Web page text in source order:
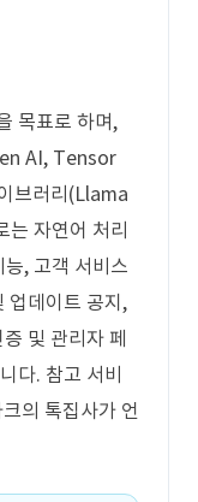
목표로 하며,
AI, Tensor
브러리(Llama
자연어 처리
, 고객 서비스
업데이트 공지,
및 관리자 페
다. 참고 서비
의 톡집사가 언